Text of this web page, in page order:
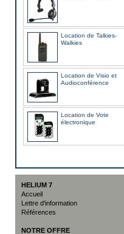
Location de Talkies-
Walkies
Location de Visio et
Audioconférence
Location de Vote
électronique
HELIUM 7
Accueil
Lettre d'information
Références
NOTRE OFFRE